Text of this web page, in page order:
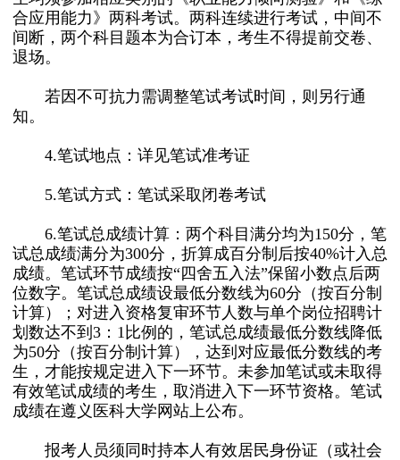
合应用能力》两科考试。两科连续进行考试，中间不
间断，两个科目题本为合订本，考生不得提前交卷、
退场。
若因不可抗力需调整笔试考试时间，则另行通
知。
4.笔试地点：详见笔试准考证
5.笔试方式：笔试采取闭卷考试
6.笔试总成绩计算：两个科目满分均为150分，笔
试总成绩满分为300分，折算成百分制后按40%计入总
成绩。笔试环节成绩按“四舍五入法”保留小数点后两
位数字。笔试总成绩设最低分数线为60分（按百分制
计算）；对进入资格复审环节人数与单个岗位招聘计
划数达不到3：1比例的，笔试总成绩最低分数线降低
为50分（按百分制计算），达到对应最低分数线的考
生，才能按规定进入下一环节。未参加笔试或未取得
有效笔试成绩的考生，取消进入下一环节资格。笔试
成绩在遵义医科大学网站上公布。
报考人员须同时持本人有效居民身份证（或社会